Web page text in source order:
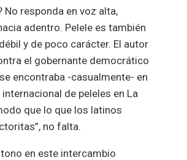
No responda en voz alta,
adentro. Pelele es también
y de poco carácter. El autor
el gobernante democrático
encontraba -casualmente- en
de peleles en La
que lo que los latinos
no falta.
en este intercambio